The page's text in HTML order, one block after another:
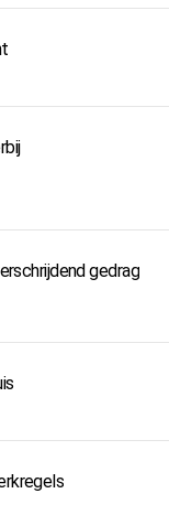
gedrag